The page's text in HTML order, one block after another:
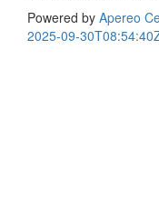
Powered by Apereo
2025-09-